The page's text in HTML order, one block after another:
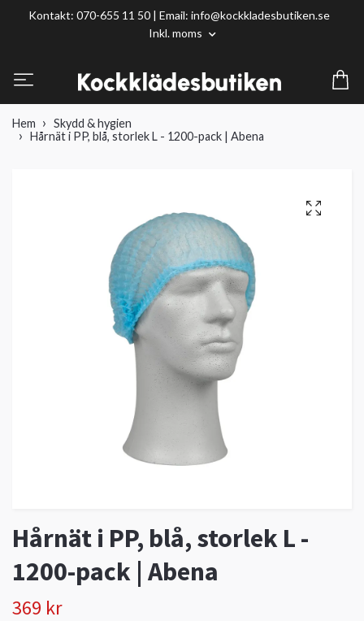
Kontakt: 070-655 11 50 | Email: info@kockkladesbutiken.se
Inkl. moms
Hem
Skydd & hygien
Hårnät i PP, blå, storlek L - 1200-pack | Abena
Hårnät i PP, blå, storlek L -
1200-pack | Abena
369 kr